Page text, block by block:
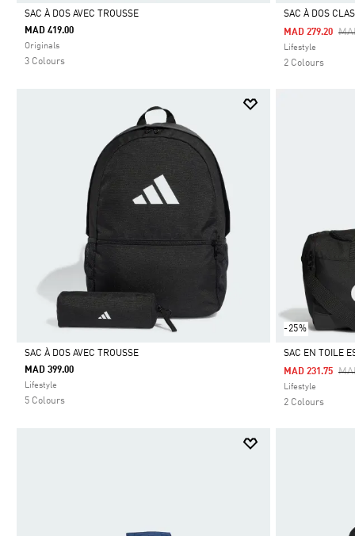
Selected
SAC À DOS AVEC TROUSSE
MAD 419.00
Originals
3 Colours
Selected
SAC À DOS
MAD 279.20
Lifestyle
2 Colours
Selected
SAC À DOS AVEC TROUSSE
MAD 399.00
Lifestyle
5 Colours
-25%
Selected
SAC EN TOILE
MAD 231.75
Lifestyle
2 Colours